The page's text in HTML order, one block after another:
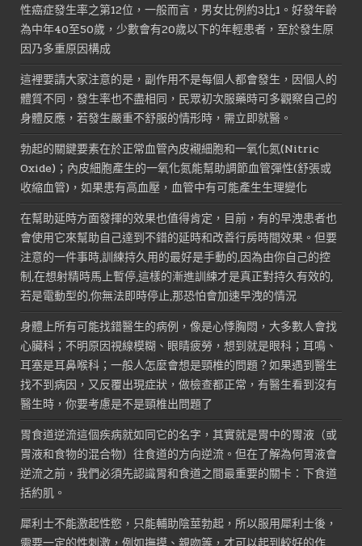
性癌症發生率之第12位，一般而言，男女比例約3比1。好發年齡
為中年40至50歲，少數會有20歲以下的年輕患者，至於發生原
因乃多重原因構成
這裡要請大家注意的是，副作用不是每個人都會發生，因個人的
體質不同，發生率也不盡相同，民眾初次服藥時可多觀察自己的
身體反應，若發生嚴重不舒服的情形時，需立即就醫。
勃起的關鍵要素在於正常血管內皮襯細胞和一氧化氮(Nitric
Oxide)；內皮細胞產生的一氧化氮能幫助調節血管彈性(舒張或
收縮血管)，如果患有高血壓，血管中有可能產生生理變化
在幫助延時方面發揮的效果也值得肯定，目前，有的早洩患者也
會使用它來幫助自己達到不錯的延時和改善行房時間效果。但要
注意的一件事時,訓練持久用的最好是手動的,因為由你自己的控
制,在想射精時馬上暫停,這樣的漸進訓練才是真正對持久有效的,
若是電動型的,你無法即時停止,那恐怕會加速早洩的情況
身體上所有可能找錯醫生的病例，像是心悸胸悶，大多數人會找
心臟科；不明原因視線模糊、眼睛疲勞，想到就是眼科；耳鳴、
耳塞是耳鼻喉科；一般人怎麼會想是頸椎的問題？如果遇到醫生
找不到病因，又反覆出現症狀，做檢查都正常，有醫生看到沒有
醫生時，你要考慮是不是頸椎出問題了
胃食道逆流這個疾病就如同它的名字，其實就是胃中的胃液（或
胃液和食物的混合物）往食道的方向逆流。但在了解為何胃液會
逆流之前，我們必須先認識胃和食道之間最重要的關卡：下食道
括約肌。
犀利士不能激起性慾，只能輔助陰莖勃起，所以服用犀利士後，